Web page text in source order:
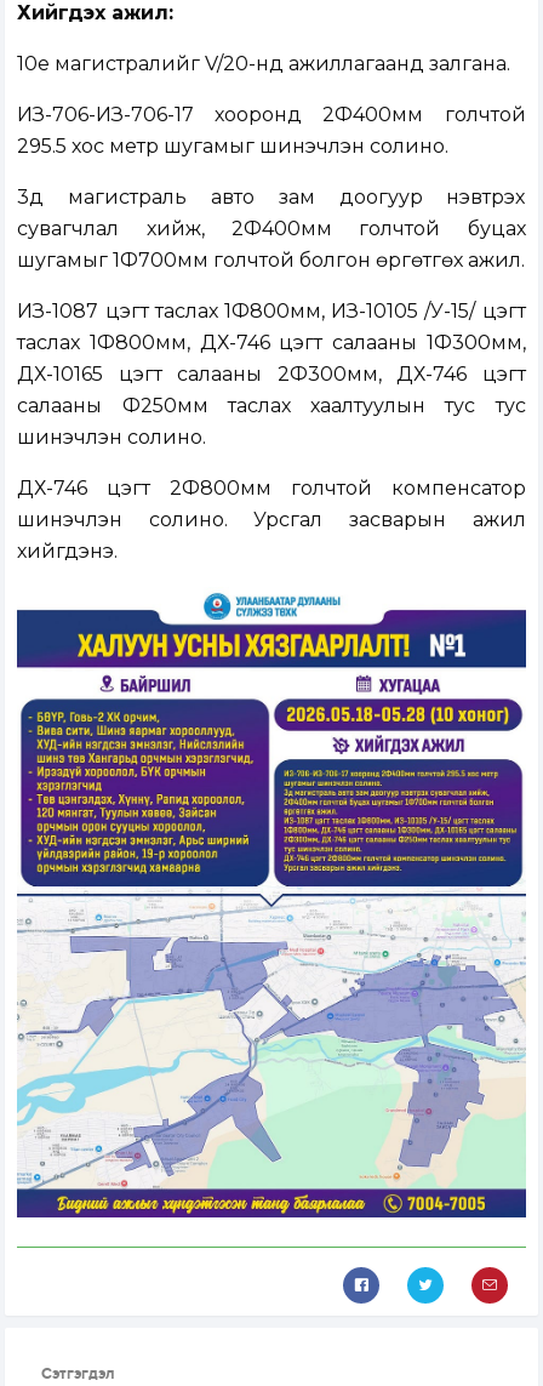
Хийгдэх ажил:
10е магистралийг V/20-нд ажиллагаанд залгана.
ИЗ-706-ИЗ-706-17 хооронд 2Ф400мм голчтой
295.5 хос метр шугамыг шинэчлэн солино.
3д магистраль авто зам доогуур нэвтрэх
сувагчлал хийж, 2Ф400мм голчтой буцах
шугамыг 1Ф700мм голчтой болгон өргөтгөх ажил.
ИЗ-1087 цэгт таслах 1Ф800мм, ИЗ-10105 /У-15/ цэгт
таслах 1Ф800мм, ДХ-746 цэгт салааны 1Ф300мм,
ДХ-10165 цэгт салааны 2Ф300мм, ДХ-746 цэгт
салааны Ф250мм таслах хаалтуулын тус тус
шинэчлэн солино.
ДХ-746 цэгт 2Ф800мм голчтой компенсатор
шинэчлэн солино. Урсгал засварын ажил
хийгдэнэ.
Сэтгэгдэл